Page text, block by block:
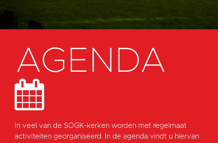
AGENDA
In veel van de SOGK-kerken worden met regelmaat
activiteiten georganiseerd. In de agenda vindt u hiervan